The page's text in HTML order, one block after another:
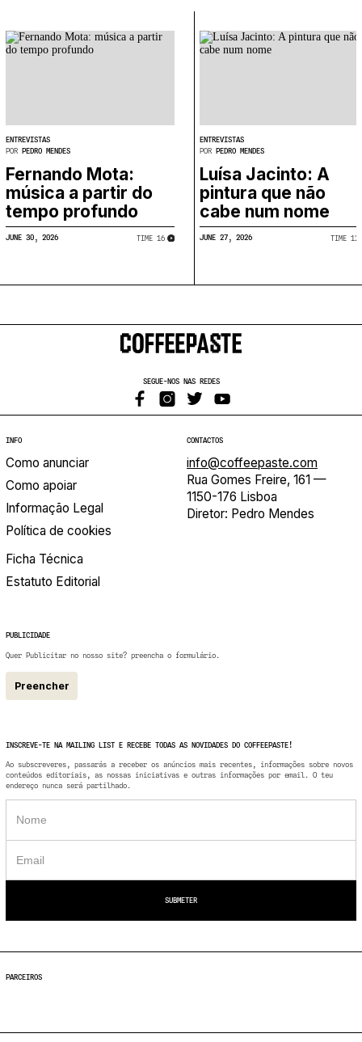
ENTREVISTAS
POR PEDRO MENDES
Fernando Mota:
música a partir do
tempo profundo
JUNE 30, 2026 TIME​ 16
ENTREVISTAS
POR PEDRO MENDES
Luísa Jacinto: A
pintura que não
cabe num nome
JUNE 27, 2026 TIME​ 12
SEGUE-NOS NAS REDES
INFO
Como anunciar
Como apoiar
Informação Legal
Política de cookies
Ficha Técnica
Estatuto Editorial
CONTACTOS
info@coffeepaste.com
Rua Gomes Freire, 161 —
1150-176 Lisboa
Diretor: Pedro Mendes
PUBLICIDADE
Quer Publicitar no nosso site? preencha o formulário.
Preencher
INSCREVE-TE NA MAILING LIST E RECEBE TODAS AS NOVIDADES DO COFFEEPASTE!
Ao subscreveres, passarás a receber os anúncios mais recentes, informações sobre novos
conteúdos editoriais, as nossas iniciativas e outras informações por email. O teu
endereço nunca será partilhado.
PARCEIROS